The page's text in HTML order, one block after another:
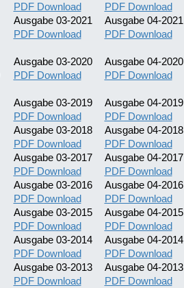
PDF Download
PDF Download
Ausgabe 03-2021
PDF Download
Ausgabe 04-2021
PDF Download
Ausgabe 03-2020
PDF Download
Ausgabe 04-2020
PDF Download
Ausgabe 03-2019
PDF Download
Ausgabe 04-2019
PDF Download
Ausgabe 03-2018
PDF Download
Ausgabe 04-2018
PDF Download
Ausgabe 03-2017
PDF Download
Ausgabe 04-2017
PDF Download
Ausgabe 03-2016
PDF Download
Ausgabe 04-2016
PDF Download
Ausgabe 03-2015
PDF Download
Ausgabe 04-2015
PDF Download
Ausgabe 03-2014
PDF Download
Ausgabe 04-2014
PDF Download
Ausgabe 03-2013
PDF Download
Ausgabe 04-2013
PDF Download